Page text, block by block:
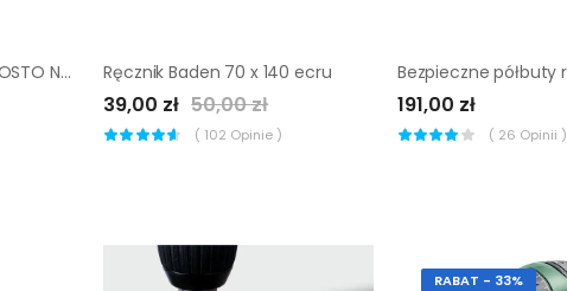
Farba antykorozyjna PROSTO NA RDZĘ 0.7 l Ciemnobrązowy Półmat HAMMERITE Ręcznik Baden 70 x 140 ecru
39,00 zł 50,00 zł
( 102 Opinie )
191,00 zł
( 26 Opinii )
RABAT - 33%